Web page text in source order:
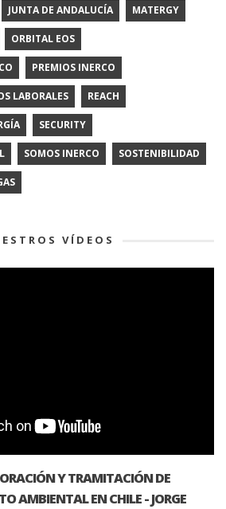
JUNTA DE ANDALUCÍA MATERGY
ORBITAL EOS
PREMIOS INERCO
LABORALES REACH
SECURITY
SOMOS INERCO SOSTENIBILIDAD
VÍDEOS
Y TRAMITACIÓN DE
AMBIENTAL EN CHILE - JORGE